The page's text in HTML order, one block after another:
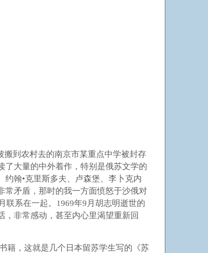
到农村去的南京市某重点中学被封存
了大量的中外着作，特别是俄苏文学的
翰•克里斯多夫、卢森堡、李卜克内
常矛盾，那时的我一方面愤怒于沙俄对
联系在一起。1969年9月胡志明逝世的
非常感动，甚至内心里渴望重新回
籍，这就是几个日本留苏学生写的《苏